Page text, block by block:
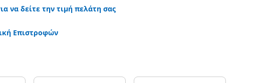
να δείτε την τιμή πελάτη σας
Επιστροφών